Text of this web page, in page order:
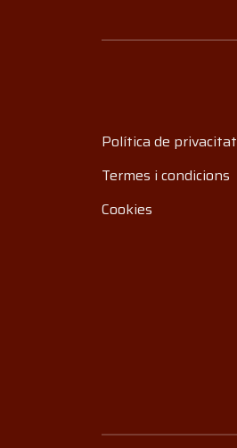
Política de privacitat
Termes i condicions
Cookies